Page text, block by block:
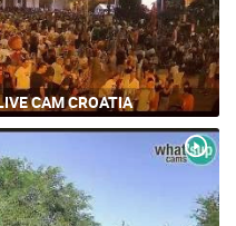
CAM CROATIA